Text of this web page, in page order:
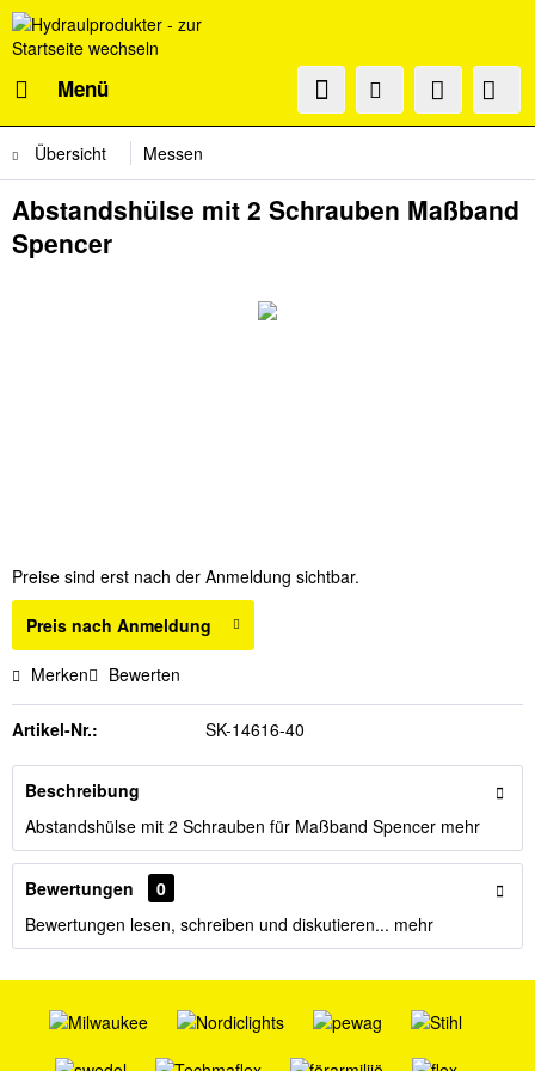
Menü
Übersicht Messen
Abstandshülse mit 2 Schrauben Maßband
Spencer
Preise sind erst nach der Anmeldung sichtbar.
Preis nach Anmeldung
Merken Bewerten
Artikel-Nr.: SK-14616-40
Beschreibung
Abstandshülse mit 2 Schrauben für Maßband Spencer mehr
Bewertungen
0
Bewertungen lesen, schreiben und diskutieren... mehr